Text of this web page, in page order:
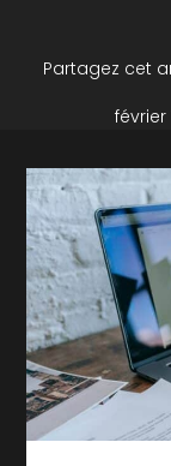
Partagez cet
février